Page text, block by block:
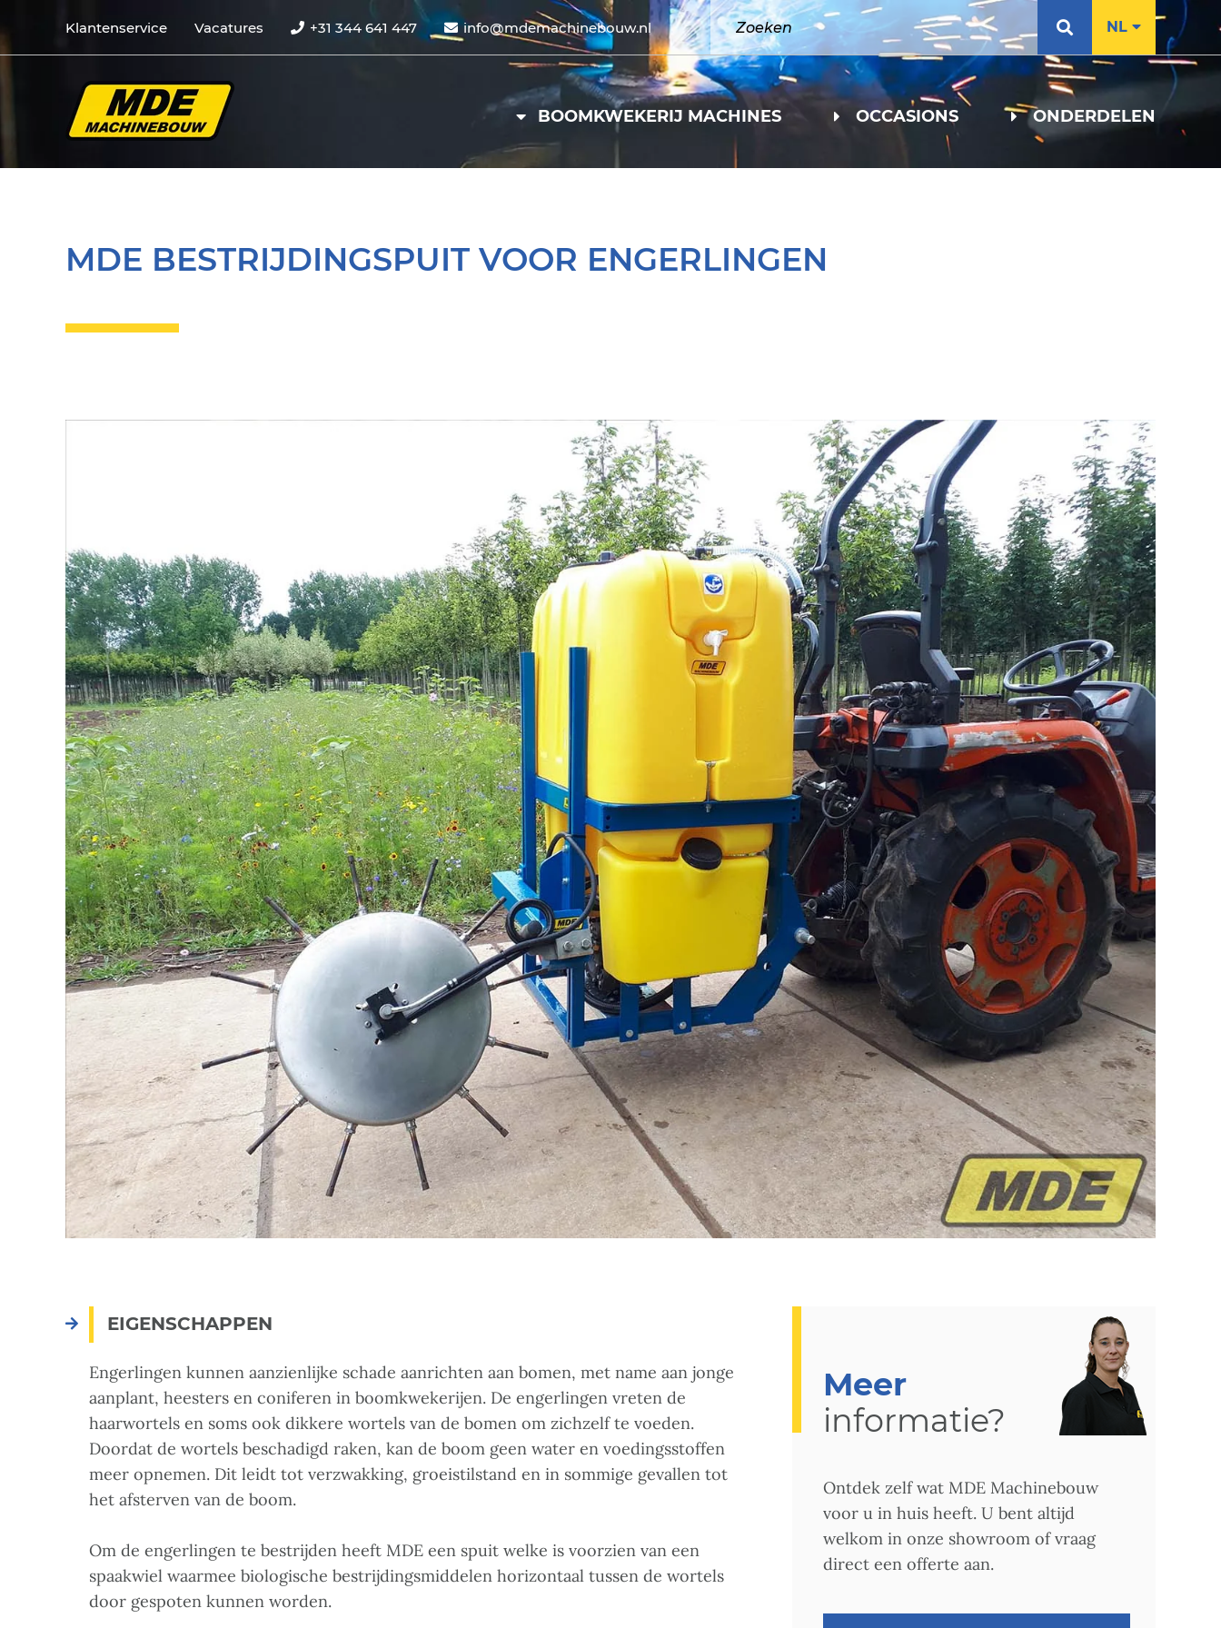
Klantenservice Vacatures +31 344 641 447 info@mdemachinebouw.nl NL
BOOMKWEKERIJ MACHINES OCCASIONS ONDERDELEN
MDE BESTRIJDINGSPUIT VOOR ENGERLINGEN
EIGENSCHAPPEN
Engerlingen kunnen aanzienlijke schade aanrichten aan bomen, met name aan jonge
aanplant, heesters en coniferen in boomkwekerijen. De engerlingen vreten de
haarwortels en soms ook dikkere wortels van de bomen om zichzelf te voeden.
Doordat de wortels beschadigd raken, kan de boom geen water en voedingsstoffen
meer opnemen. Dit leidt tot verzwakking, groeistilstand en in sommige gevallen tot
het afsterven van de boom.
Om de engerlingen te bestrijden heeft MDE een spuit welke is voorzien van een
spaakwiel waarmee biologische bestrijdingsmiddelen horizontaal tussen de wortels
door gespoten kunnen worden.
Meer
informatie?
Ontdek zelf wat MDE Machinebouw
voor u in huis heeft. U bent altijd
welkom in onze showroom of vraag
direct een offerte aan.